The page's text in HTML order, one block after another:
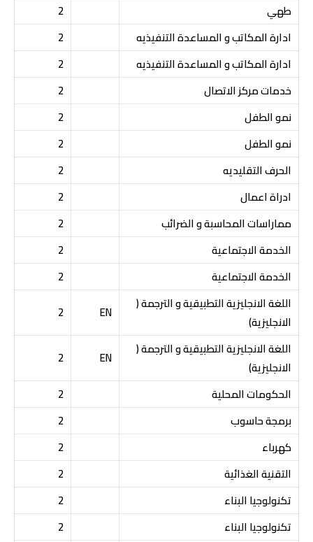
طهي
2
ادارة المكاتب و المساعدة التنفيذيه
2
ادارة المكاتب و المساعدة التنفيذيه
2
خدمات مركز الاتصال
2
نمو الطفل
2
نمو الطفل
2
الحرف التقليديه
2
ادراة اعمال
2
مماراسات المحاسبة و الضرائب
2
الخدمة الاجتماعية
2
الخدمة الاجتماعية
2
اللغة الانجليزية التطبيقية و الترجمة (
الانجليزية)
EN
2
اللغة الانجليزية التطبيقية و الترجمة (
الانجليزية)
EN
2
الحكومات المحلية
2
برمجة حاسوب
2
كهرباء
2
التقنية الغذائية
2
تكنولوجيا البناء
2
تكنولوجيا البناء
2